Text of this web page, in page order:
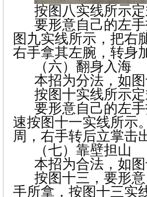
按图八实线所示定
要形意自己的左
图九实线所示，把右
右手拿其左腕，转身
（六） 翻身入海
本招为分法，如
按图十实线所示
要形意自己的左
速按图十一实线所示
周，右手转后立掌击
（七） 靠壁担山
本招为合法，如
按图十三，要形
手所拿，按图十三实